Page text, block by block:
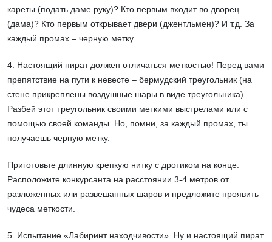
кареты (подать даме руку)? Кто первым входит во дворец
(дама)? Кто первым открывает двери (джентльмен)? И т.д. За
каждый промах – черную метку.
4. Настоящий пират должен отличаться меткостью! Перед вами
препятствие на пути к невесте – бермудский треугольник (на
стене прикреплены воздушные шары в виде треугольника).
Разбей этот треугольник своими меткими выстрелами или с
помощью своей команды. Но, помни, за каждый промах, ты
получаешь черную метку.
Приготовьте длинную крепкую нитку с дротиком на конце.
Расположите конкурсанта на расстоянии 3-4 метров от
разложенных или развешанных шаров и предложите проявить
чудеса меткости.
5. Испытание «Лабиринт находчивости». Ну и настоящий пират